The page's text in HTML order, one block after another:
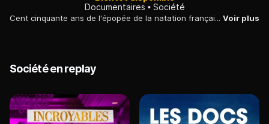
Documentaires
Société
Cent cinquante ans de l'épopée de la natation française, de la fin du XIXe siècle à nos jours, en passant par l'emblématique programme 1000 piscines des années 60 et 70. Un dessein ambitieux, d'envergure nationale, sans précédent dans l'histoire du sport français. Ou comment une vision politique a fait de la France l'une des meilleures nations mondiales dans le domaine de la natation. Voir plus
Société en replay